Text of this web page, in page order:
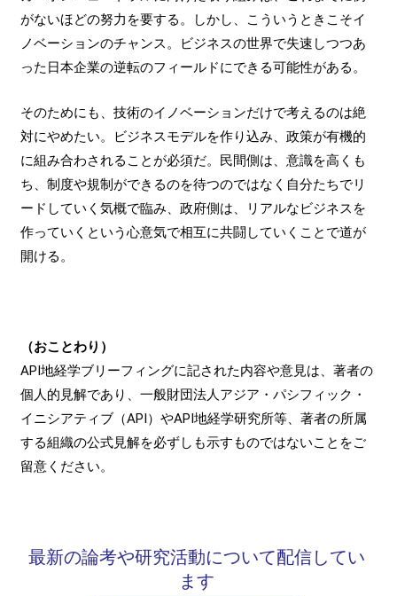
がないほどの努力を要する。しかし、こういうときこそイ
ノベーションのチャンス。ビジネスの世界で失速しつつあ
った日本企業の逆転のフィールドにできる可能性がある。
そのためにも、技術のイノベーションだけで考えるのは絶
対にやめたい。ビジネスモデルを作り込み、政策が有機的
に組み合わされることが必須だ。民間側は、意識を高くも
ち、制度や規制ができるのを待つのではなく自分たちでリ
ードしていく気概で臨み、政府側は、リアルなビジネスを
作っていくという心意気で相互に共闘していくことで道が
開ける。
（おことわり）
API地経学ブリーフィングに記された内容や意見は、著者の
個人的見解であり、一般財団法人アジア・パシフィック・
イニシアティブ（API）やAPI地経学研究所等、著者の所属
する組織の公式見解を必ずしも示すものではないことをご
留意ください。
最新の論考や研究活動について配信してい
ます